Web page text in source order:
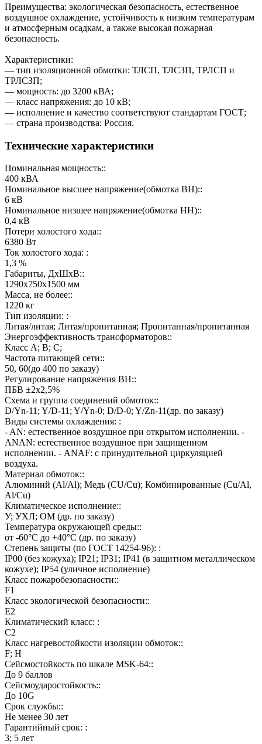
Преимущества: экологическая безопасность, естественное
воздушное охлаждение, устойчивость к низким температурам
и атмосферным осадкам, а также высокая пожарная
безопасность.
Характеристики:
— тип изоляционной обмотки: ТЛСП, ТЛСЗП, ТРЛСП и
ТРЛСЗП;
— мощность: до 3200 кВА;
— класс напряжения: до 10 кВ;
— исполнение и качество соответствуют стандартам ГОСТ;
— страна производства: Россия.
Технические характеристики
Номинальная мощность::
400 кВА
Номинальное высшее напряжение(обмотка ВН)::
6 кВ
Номинальное низшее напряжение(обмотка НН)::
0,4 кВ
Потери холостого хода::
6380 Вт
Ток холостого хода: :
1,3 %
Габариты, ДхШхВ::
1290х750х1500 мм
Масса, не более::
1220 кг
Тип изоляции: :
Литая/литая; Литая/пропитанная; Пропитанная/пропитанная
Энергоэффективность трансформаторов::
Класс А; В; С;
Частота питающей сети::
50, 60(до 400 по заказу)
Регулирование напряжения ВН::
ПБВ ±2х2,5%
Схема и группа соединений обмоток::
D/Yn-11; Y/D-11; Y/Yn-0; D/D-0; Y/Zn-11(др. по заказу)
Виды системы охлаждения: :
- AN: естественное воздушное при открытом исполнении. -
ANAN: естественное воздушное при защищенном
исполнении. - ANAF: с принудительной циркуляцией
воздуха.
Материал обмоток::
Алюминий (Al/Al); Медь (CU/Cu); Комбинированные (Cu/Al,
Al/Cu)
Климатическое исполнение::
У; УХЛ; ОМ (др. по заказу)
Температура окружающей среды::
от -60°C до +40°C (др. по заказу)
Степень защиты (по ГОСТ 14254-96): :
IP00 (без кожуха); IP21; IP31; IP41 (в защитном металлическом
кожухе); IP54 (уличное исполнение)
Класс пожаробезопасности::
F1
Класс экологической безопасности::
E2
Климатический класс: :
C2
Класс нагревостойкости изоляции обмоток::
F; H
Сейсмостойкость по шкале MSK-64::
До 9 баллов
Сейсмоударостойкость::
До 10G
Срок службы::
Не менее 30 лет
Гарантийный срок: :
3; 5 лет